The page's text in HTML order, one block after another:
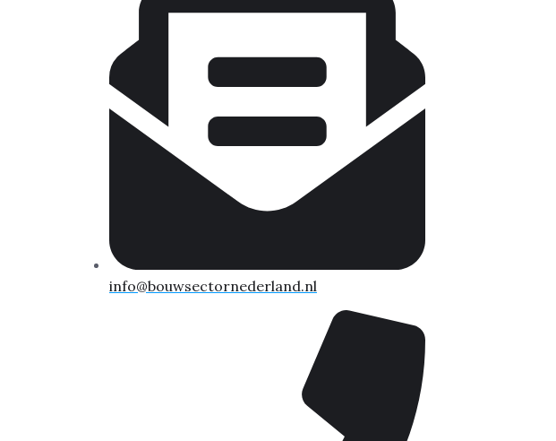
info@bouwsectornederland.nl